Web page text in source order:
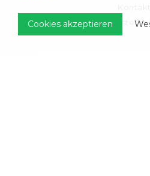
Cookies akzeptieren